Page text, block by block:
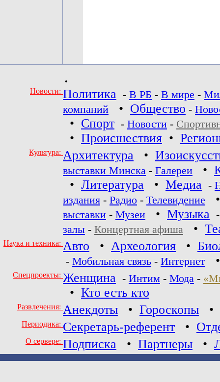
•
Новости: Политика - В РБ - В мире -
компаний
• Общество -
• Спорт - Новости -
• Происшествия •
Культура: Архитектура •
выставки Минска - Галереи •
• Литература • Медиа -
издания - Радио - Телевидение
выставки - Музеи • Музыка
залы - Концертная афиша •
Наука и техника: Авто • Археология •
- Мобильная связь - Интернет
Спецпроекты: Женщина - Интим - Мода -
• Кто есть кто
Развлечения: Анекдоты • Гороскопы •
Периодика: Секретарь-референт •
О сервере: Подписка • Партнеры •